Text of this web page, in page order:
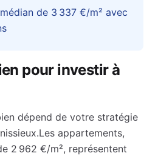
de 3 337 €/m² avec
pour investir à
dépend de votre stratégie
.Les appartements,
2 962 €/m², représentent